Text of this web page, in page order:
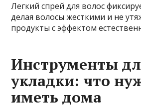
Легкий спрей для волос
делая волосы жесткими и не
продукты с эффектом
Инструменты
укладки: что
иметь дома